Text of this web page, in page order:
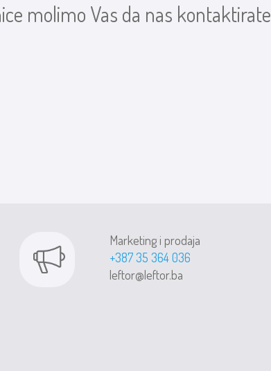
molimo Vas da nas kontaktirate
Marketing i prodaja
+387 35 364 036
leftor@leftor.ba